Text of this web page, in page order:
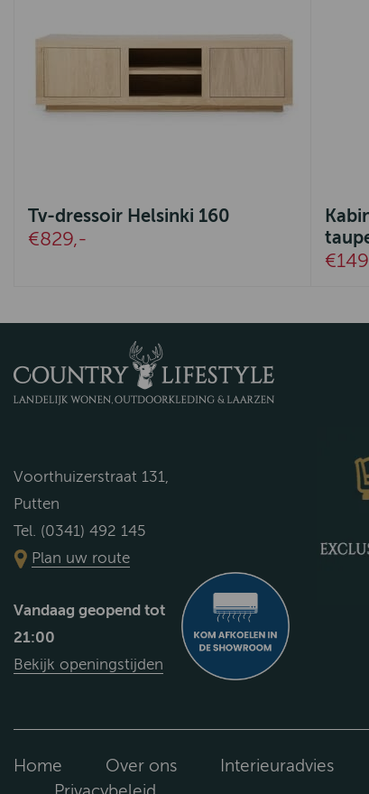
Tv-dressoir Helsinki 160
€829,-
Voorthuizerstraat 131,
Putten
Tel. (0341) 492 145
Plan uw route
Vandaag geopend tot
21:00
Bekijk openingstijden
Home Over ons Interieuradvies